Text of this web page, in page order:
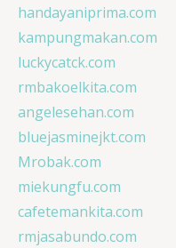
handayaniprima.com
kampungmakan.com
luckycatck.com
rmbakoelkita.com
angelesehan.com
bluejasminejkt.com
Mrobak.com
miekungfu.com
cafetemankita.com
rmjasabundo.com